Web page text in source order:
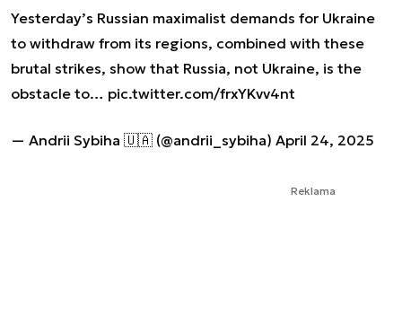
Yesterday’s Russian maximalist demands for Ukraine
to withdraw from its regions, combined with these
brutal strikes, show that Russia, not Ukraine, is the
obstacle to… pic.twitter.com/frxYKvv4nt
— Andrii Sybiha 🇺🇦 (@andrii_sybiha) April 24, 2025
Reklama